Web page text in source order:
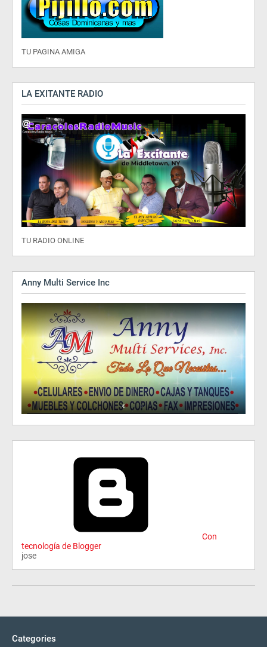
TU PAGINA AMIGA
LA EXITANTE RADIO
TU RADIO ONLINE
Anny Multi Service Inc
Con
tecnología de Blogger
jose
Categories